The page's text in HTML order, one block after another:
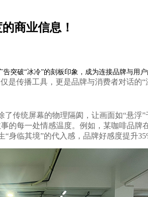
商业信息！
突破“冰冷”的刻板印象，成为连接品牌与用户
传播工具，更是品牌与消费者对话的“
了传统屏幕的物理隔阂，让画面如“悬
的每一处情感温度。例如，某咖啡品
身临其境”的代入感，品牌好感度提升